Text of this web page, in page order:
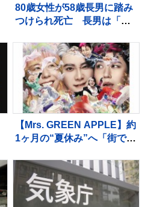
80歳女性が58歳長男に踏み
つけられ死亡 長男は「介
述、日常的に暴行か 大
阪・岬町
【Mrs. GREEN APPLE】約
1ヶ月の“夏休み”へ「街で見
慮を」事務所の呼びかけに
「ゆっくり休んで！」と温
かい声続々